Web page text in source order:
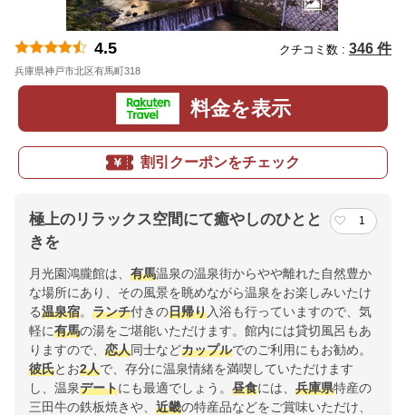
4.5 クチコミ数 : 346 件
兵庫県神戸市北区有馬町318
料金を表示
割引クーポンをチェック
極上のリラックス空間にて癒やしのひとと
きを
1
月光園鴻朧館は、 有馬温泉の温泉街からやや離れた自然豊か
な場所にあり、その風景を眺めながら温泉をお楽しみいたけ
る温泉宿。 ランチ付きの日帰り入浴も行っていますので、気
軽に有馬の湯をご堪能いただけます。館内には貸切風呂もあ
りますので、 恋人同士などカップルでのご利用にもお勧め。
彼氏とお2人で、存分に温泉情緒を満喫していただけます
し、温泉デートにも最適でしょう。 昼食には、 兵庫県特産の
三田牛の鉄板焼きや、 近畿の特産品などをご賞味いただけ、